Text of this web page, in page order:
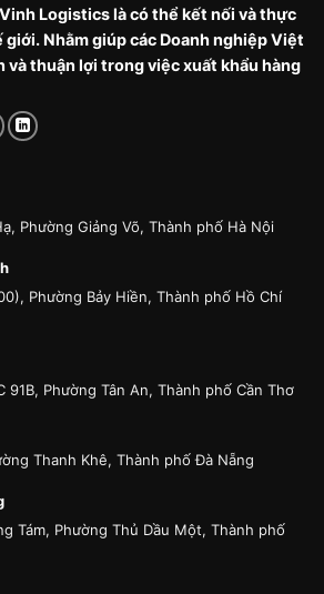
Logistics là có thể kết nối và thực
Nhằm giúp các Doanh nghiệp Việt
và thuận lợi trong việc xuất khẩu hàng
Phường Giảng Võ, Thành phố Hà Nội
Phường Bảy Hiền, Thành phố Hồ Chí
91B, Phường Tân An, Thành phố Cần Thơ
Thanh Khê, Thành phố Đà Nẵng
Tám, Phường Thủ Dầu Một, Thành phố